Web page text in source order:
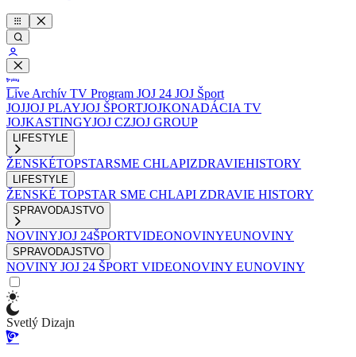
Live Archív TV Program JOJ 24 JOJ Šport
JOJJOJ PLAYJOJ ŠPORTJOJKONADÁCIA TV
JOJKASTINGYJOJ CZJOJ GROUP
LIFESTYLE
ŽENSKÉTOPSTARSME CHLAPIZDRAVIEHISTORY
LIFESTYLE
ŽENSKÉ TOPSTAR SME CHLAPI ZDRAVIE HISTORY
SPRAVODAJSTVO
NOVINYJOJ 24ŠPORTVIDEONOVINYEUNOVINY
SPRAVODAJSTVO
NOVINY JOJ 24 ŠPORT VIDEONOVINY EUNOVINY
Svetlý Dizajn